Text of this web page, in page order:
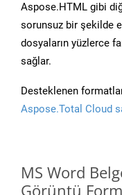
Aspose.HTML gibi
sorunsuz bir şekilde
dosyaların yüzlerce
sağlar.
Desteklenen
Aspose.Total Cloud
MS Word
Görüntü